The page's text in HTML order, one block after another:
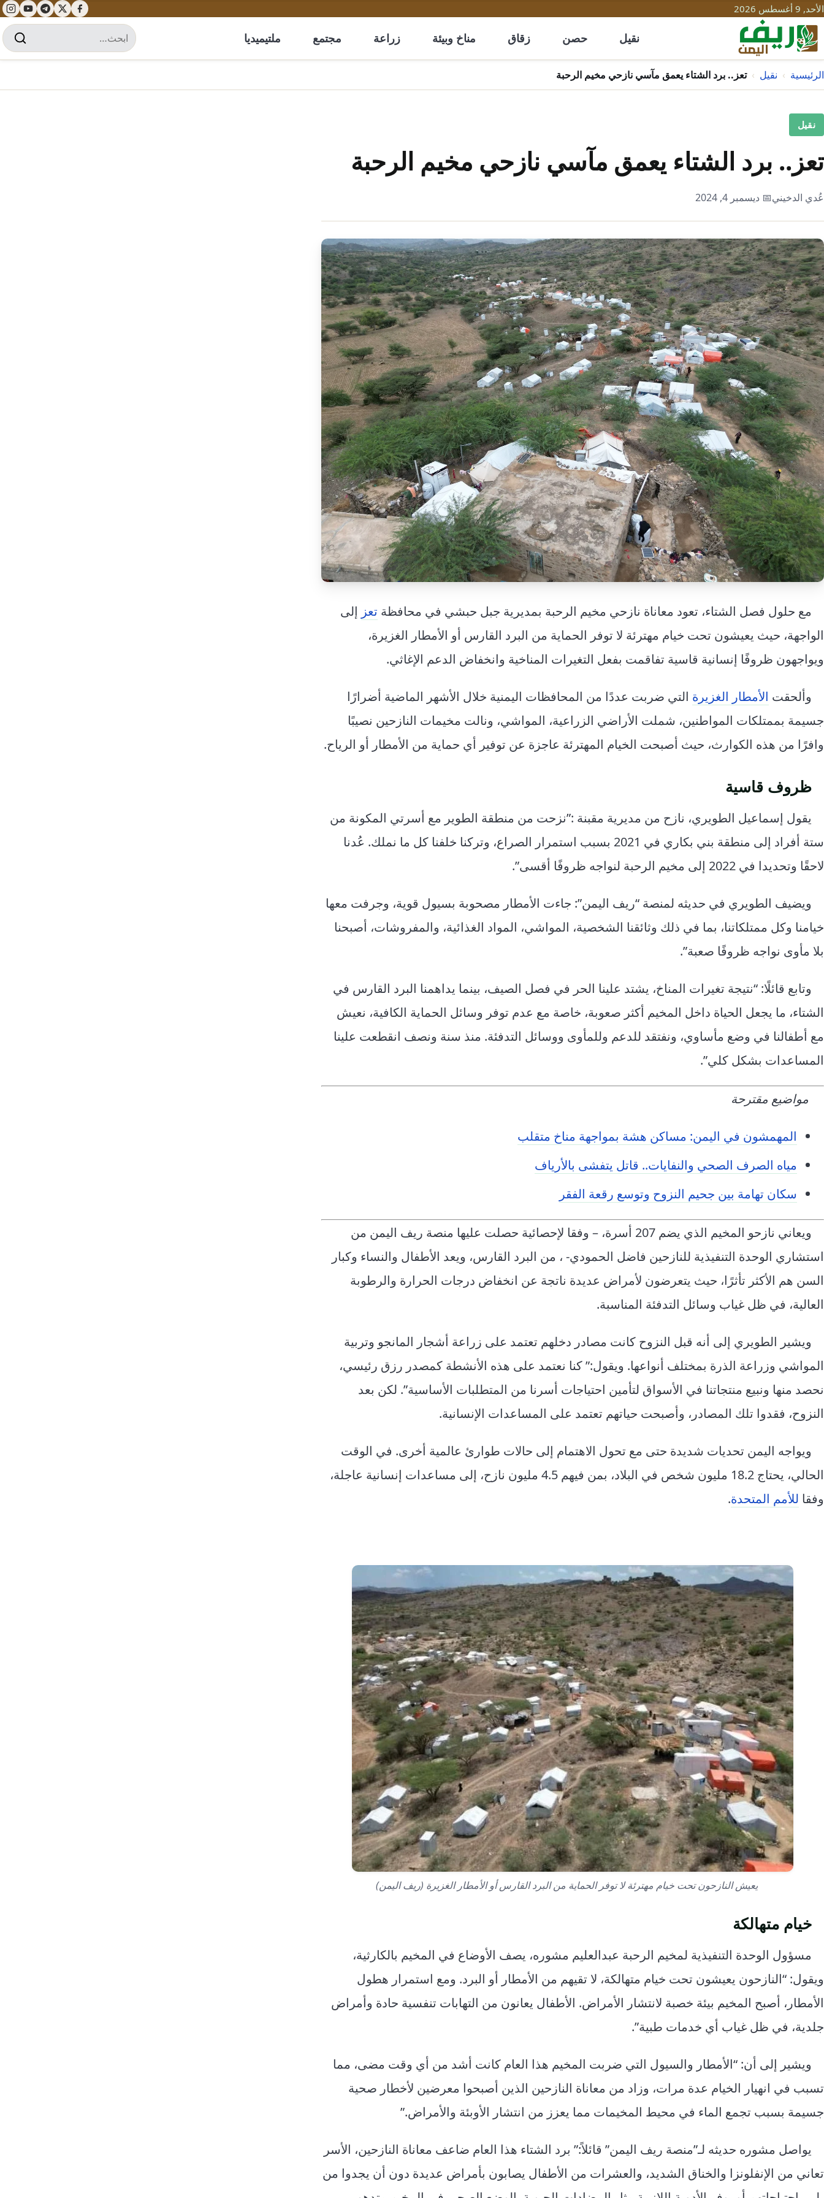
الأحد, 9 أغسطس 2026
نقيل حصن زقاق مناخ وبيئة زراعة مجتمع ملتيميديا
الرئيسية › نقيل › تعز.. برد الشتاء يعمق مآسي نازحي مخيم الرحبة
نقيل
تعز.. برد الشتاء يعمق مآسي نازحي مخيم الرحبة
عُدي الدخيني📅 ديسمبر 4, 2024
مع حلول فصل الشتاء، تعود معاناة نازحي مخيم الرحبة بمديرية جبل حبشي في محافظة تعز إلى
الواجهة، حيث يعيشون تحت خيام مهترئة لا توفر الحماية من البرد القارس أو الأمطار الغزيرة،
ويواجهون ظروفًا إنسانية قاسية تفاقمت بفعل التغيرات المناخية وانخفاض الدعم الإغاثي.
وألحقت الأمطار الغزيرة التي ضربت عددًا من المحافظات اليمنية خلال الأشهر الماضية أضرارًا
جسيمة بممتلكات المواطنين، شملت الأراضي الزراعية، المواشي، ونالت مخيمات النازحين نصيبًا
وافرًا من هذه الكوارث، حيث أصبحت الخيام المهترئة عاجزة عن توفير أي حماية من الأمطار أو الرياح.
ظروف قاسية
يقول إسماعيل الطويري، نازح من مديرية مقبنة :”نزحت من منطقة الطوير مع أسرتي المكونة من
ستة أفراد إلى منطقة بني بكاري في 2021 بسبب استمرار الصراع، وتركنا خلفنا كل ما نملك. عُدنا
لاحقًا وتحديدا في 2022 إلى مخيم الرحبة لنواجه ظروفًا أقسى”.
ويضيف الطويري في حديثه لمنصة “ريف اليمن”: جاءت الأمطار مصحوبة بسيول قوية، وجرفت معها
خيامنا وكل ممتلكاتنا، بما في ذلك وثائقنا الشخصية، المواشي، المواد الغذائية، والمفروشات، أصبحنا
بلا مأوى نواجه ظروفًا صعبة”.
وتابع قائلًا: “نتيجة تغيرات المناخ، يشتد علينا الحر في فصل الصيف، بينما يداهمنا البرد القارس في
الشتاء، ما يجعل الحياة داخل المخيم أكثر صعوبة، خاصة مع عدم توفر وسائل الحماية الكافية، نعيش
مع أطفالنا في وضع مأساوي، ونفتقد للدعم وللمأوى ووسائل التدفئة. منذ سنة ونصف انقطعت علينا
المساعدات بشكل كلي”.
مواضيع مقترحة
المهمشون في اليمن: مساكن هشة بمواجهة مناخ متقلب
مياه الصرف الصحي والنفايات.. قاتل يتفشى بالأرياف
سكان تهامة بين جحيم النزوح وتوسع رقعة الفقر
ويعاني نازحو المخيم الذي يضم 207 أسرة، – وفقا لإحصائية حصلت عليها منصة ريف اليمن من
استشاري الوحدة التنفيذية للنازحين فاضل الحمودي- ، من البرد القارس، ويعد الأطفال والنساء وكبار
السن هم الأكثر تأثرًا، حيث يتعرضون لأمراض عديدة ناتجة عن انخفاض درجات الحرارة والرطوبة
العالية، في ظل غياب وسائل التدفئة المناسبة.
ويشير الطويري إلى أنه قبل النزوح كانت مصادر دخلهم تعتمد على زراعة أشجار المانجو وتربية
المواشي وزراعة الذرة بمختلف أنواعها. ويقول:” كنا نعتمد على هذه الأنشطة كمصدر رزق رئيسي،
نحصد منها ونبيع منتجاتنا في الأسواق لتأمين احتياجات أسرنا من المتطلبات الأساسية”. لكن بعد
النزوح، فقدوا تلك المصادر، وأصبحت حياتهم تعتمد على المساعدات الإنسانية.
ويواجه اليمن تحديات شديدة حتى مع تحول الاهتمام إلى حالات طوارئ عالمية أخرى. في الوقت
الحالي، يحتاج 18.2 مليون شخص في البلاد، بمن فيهم 4.5 مليون نازح، إلى مساعدات إنسانية عاجلة،
وفقا للأمم المتحدة.
يعيش النازحون تحت خيام مهترئة لا توفر الحماية من البرد القارس أو الأمطار الغزيرة (ريف اليمن)
خيام متهالكة
مسؤول الوحدة التنفيذية لمخيم الرحبة عبدالعليم مشوره، يصف الأوضاع في المخيم بالكارثية،
ويقول: “النازحون يعيشون تحت خيام متهالكة، لا تقيهم من الأمطار أو البرد. ومع استمرار هطول
الأمطار، أصبح المخيم بيئة خصبة لانتشار الأمراض. الأطفال يعانون من التهابات تنفسية حادة وأمراض
جلدية، في ظل غياب أي خدمات طبية”.
ويشير إلى أن: “الأمطار والسيول التي ضربت المخيم هذا العام كانت أشد من أي وقت مضى، مما
تسبب في انهيار الخيام عدة مرات، وزاد من معاناة النازحين الذين أصبحوا معرضين لأخطار صحية
جسيمة بسبب تجمع الماء في محيط المخيمات مما يعزز من انتشار الأوبئة والأمراض.”
يواصل مشوره حديثه لـ”منصة ريف اليمن” قائلاً:” برد الشتاء هذا العام ضاعف معاناة النازحين، الأسر
تعاني من الإنفلونزا والخناق الشديد، والعشرات من الأطفال يصابون بأمراض عديدة دون أن يجدوا من